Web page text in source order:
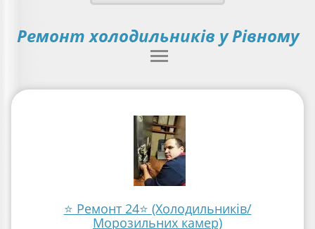
Ремонт холодильників уРівному
⭐ Ремонт 24⭐ (Холодильників/
Морозильних камер)